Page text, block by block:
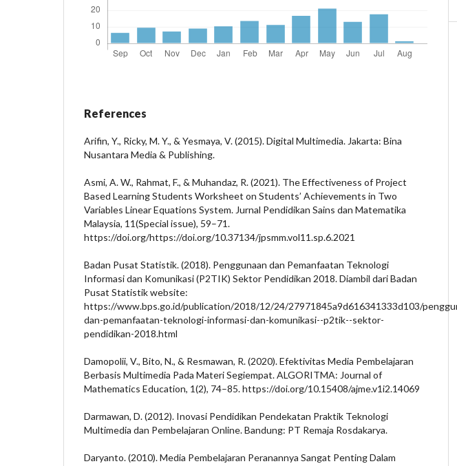
References
Arifin, Y., Ricky, M. Y., & Yesmaya, V. (2015). Digital Multimedia. Jakarta: Bina
Nusantara Media & Publishing.
Asmi, A. W., Rahmat, F., & Muhandaz, R. (2021). The Effectiveness of Project
Based Learning Students Worksheet on Students’ Achievements in Two
Variables Linear Equations System. Jurnal Pendidikan Sains dan Matematika
Malaysia, 11(Special issue), 59–71.
https://doi.org/https://doi.org/10.37134/jpsmm.vol11.sp.6.2021
Badan Pusat Statistik. (2018). Penggunaan dan Pemanfaatan Teknologi
Informasi dan Komunikasi (P2TIK) Sektor Pendidikan 2018. Diambil dari Badan
Pusat Statistik website:
https://www.bps.go.id/publication/2018/12/24/27971845a9d616341333d103/
dan-pemanfaatan-teknologi-informasi-dan-komunikasi--p2tik--sektor-
pendidikan-2018.html
Damopolii, V., Bito, N., & Resmawan, R. (2020). Efektivitas Media Pembelajaran
Berbasis Multimedia Pada Materi Segiempat. ALGORITMA: Journal of
Mathematics Education, 1(2), 74–85. https://doi.org/10.15408/ajme.v1i2.14069
Darmawan, D. (2012). Inovasi Pendidikan Pendekatan Praktik Teknologi
Multimedia dan Pembelajaran Online. Bandung: PT Remaja Rosdakarya.
Daryanto. (2010). Media Pembelajaran Peranannya Sangat Penting Dalam